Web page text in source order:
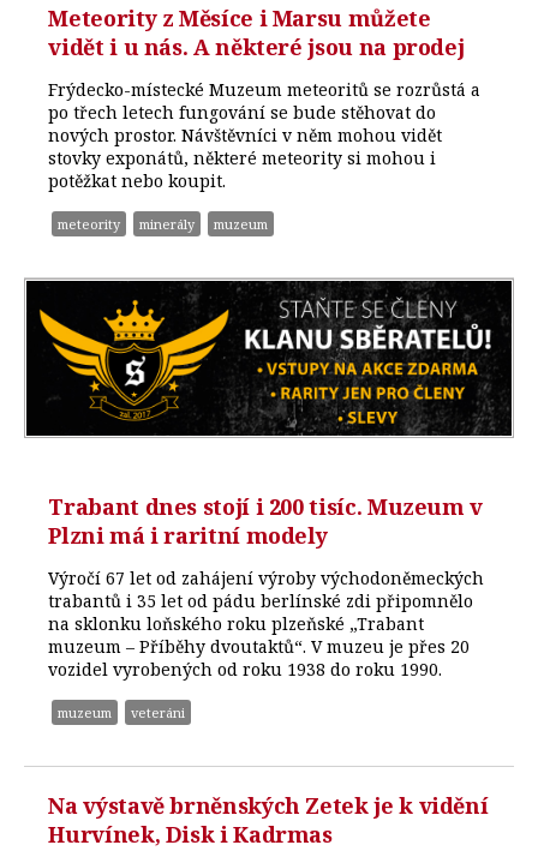
Meteority z Měsíce i Marsu můžete
vidět i u nás. A některé jsou na prodej
Frýdecko-místecké Muzeum meteoritů se rozrůstá a
po třech letech fungování se bude stěhovat do
nových prostor. Návštěvníci v něm mohou vidět
stovky exponátů, některé meteority si mohou i
potěžkat nebo koupit.
meteority minerály muzeum
Trabant dnes stojí i 200 tisíc. Muzeum v
Plzni má i raritní modely
Výročí 67 let od zahájení výroby východoněmeckých
trabantů i 35 let od pádu berlínské zdi připomnělo
na sklonku loňského roku plzeňské „Trabant
muzeum – Příběhy dvoutaktů“. V muzeu je přes 20
vozidel vyrobených od roku 1938 do roku 1990.
muzeum veteráni
Na výstavě brněnských Zetek je k vidění
Hurvínek, Disk i Kadrmas